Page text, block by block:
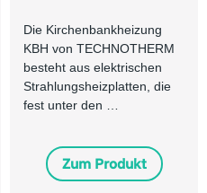
Die Kirchenbankheizung
KBH von TECHNOTHERM
besteht aus elektrischen
Strahlungsheizplatten, die
fest unter den …
Zum Produkt